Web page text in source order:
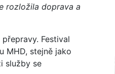
rozložila doprava a
Festival
MHD, stejně jako
služby se